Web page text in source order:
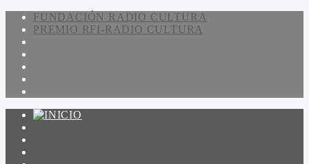
FUNDACIÓN RADIO CULTURA
PREMIO RFI-RADIO CULTURA